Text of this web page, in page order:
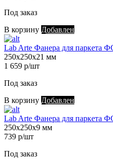
Под заказ
В корзину Добавлен
Lab Arte Фанера для паркета
250х250х21 мм
1 659 р/шт
Под заказ
В корзину Добавлен
Lab Arte Фанера для паркета
250х250х9 мм
739 р/шт
Под заказ